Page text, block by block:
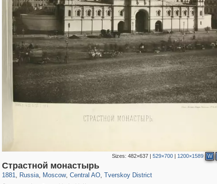
Sizes:482×637 |529×700 | 1200×1589 W
Страстной монастырь
1881, Russia
1,406,506 29,243
, Moscow
319,780 8,286
, Central AO
159,978 5,916
, Tverskoy District
53,034